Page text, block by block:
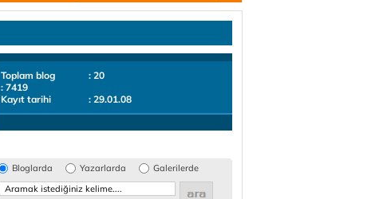
Toplam blog
: 20
: 7419
Kayıt tarihi
: 29.01.08
Bloglarda Yazarlarda Galerilerde